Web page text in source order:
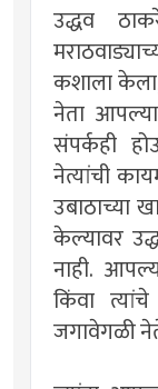
उद्धव
कशाला
नेता
संपर्कही
नेत्यांची
उबाठाच्या
केल्यावर
नाही.
किंवा
जगावेगळी